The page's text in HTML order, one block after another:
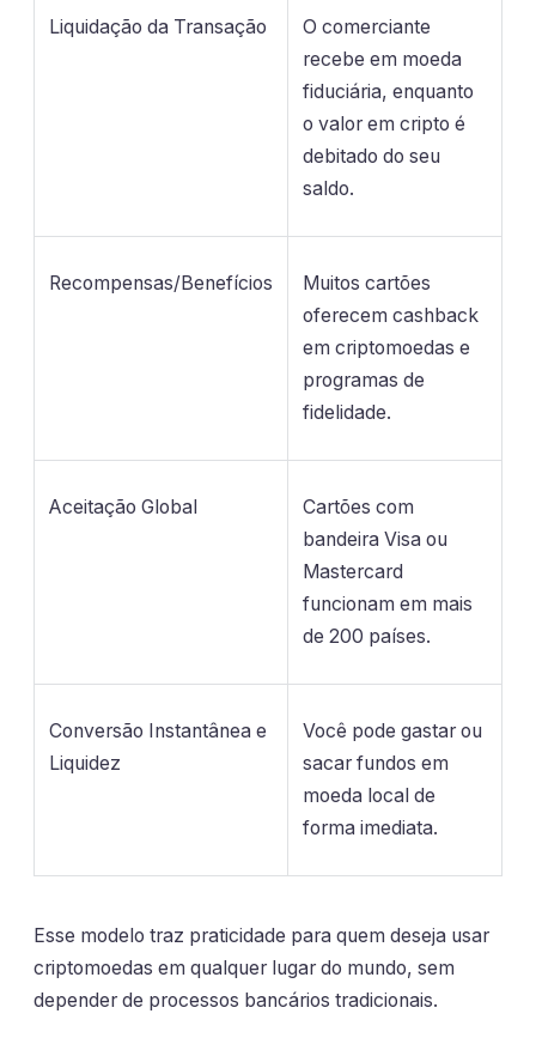
Liquidação da Transação
O comerciante
recebe em moeda
fiduciária, enquanto
o valor em cripto é
debitado do seu
saldo.
Recompensas/Benefícios
Muitos cartões
oferecem cashback
em criptomoedas e
programas de
fidelidade.
Aceitação Global
Cartões com
bandeira Visa ou
Mastercard
funcionam em mais
de 200 países.
Conversão Instantânea e
Liquidez
Você pode gastar ou
sacar fundos em
moeda local de
forma imediata.
Esse modelo traz praticidade para quem deseja usar
criptomoedas em qualquer lugar do mundo, sem
depender de processos bancários tradicionais.